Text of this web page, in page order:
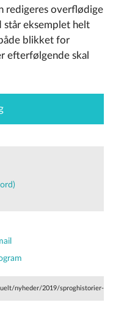
redigeres overflødige
står eksemplet helt
blikket for
efterfølgende skal
nyheder/2019/sproghistorier-